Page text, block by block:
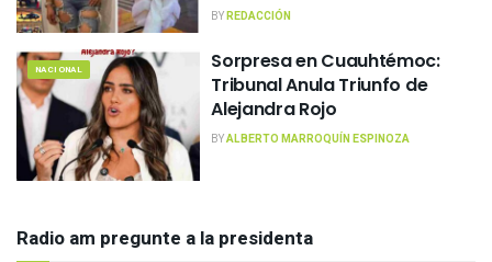
BYREDACCIÓN
NACIONAL
Sorpresa en Cuauhtémoc:
Tribunal Anula Triunfo de
Alejandra Rojo
BYALBERTO MARROQUÍN ESPINOZA
Radio am pregunte a la presidenta